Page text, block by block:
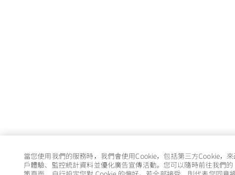
當您使用我們的服務時，我們會使用Cookie，包括第三方Cookie，
戶體驗、監控統計資料並優化廣告宣傳活動。您可以隨時前往我們的